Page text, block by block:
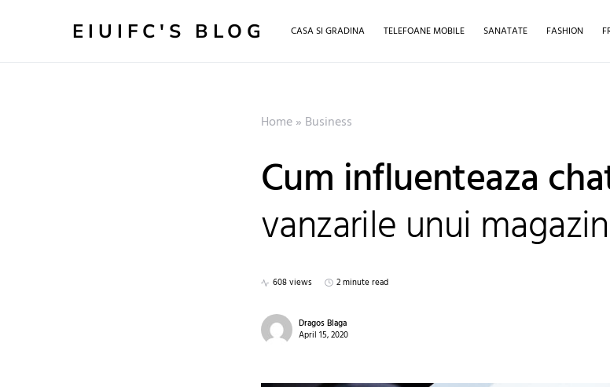
EIUIFC'S BLOG CASA SI GRADINA TELEFOANE MOBILE SANATATE FASHION
Home» Business
Cum influenteaza
vanzarile unui
608 views 2 minute read
Dragos Blaga
April 15, 2020